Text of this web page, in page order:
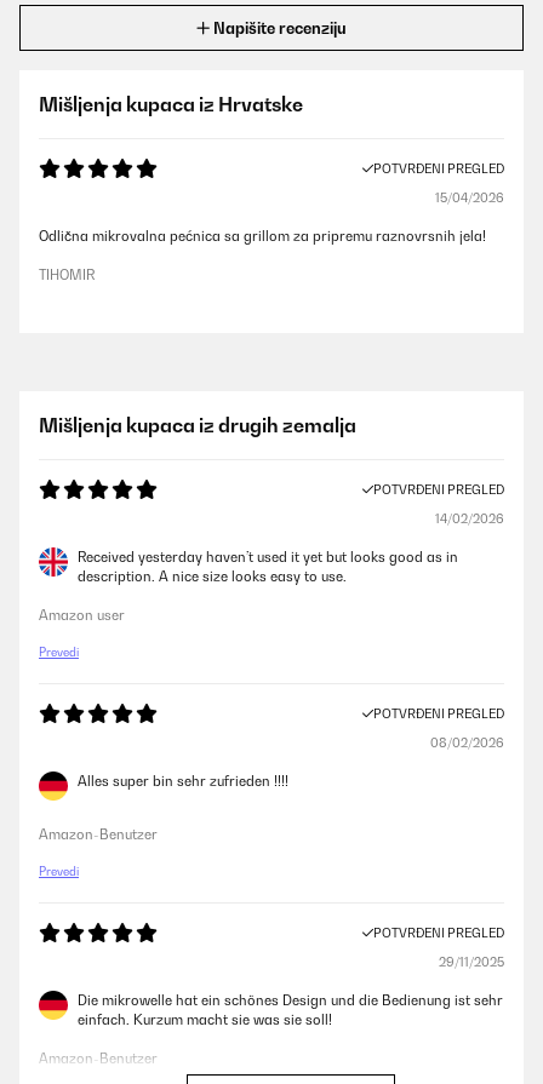
Napišite recenziju
Mišljenja kupaca iz Hrvatske
POTVRĐENI PREGLED
15/04/2026
Odlična mikrovalna pećnica sa grillom za pripremu raznovrsnih jela!
TIHOMIR
Mišljenja kupaca iz drugih zemalja
POTVRĐENI PREGLED
14/02/2026
Received yesterday haven’t used it yet but looks good as in
description. A nice size looks easy to use.
Amazon user
Prevedi
POTVRĐENI PREGLED
08/02/2026
Alles super bin sehr zufrieden !!!!
Amazon-Benutzer
Prevedi
POTVRĐENI PREGLED
29/11/2025
Die mikrowelle hat ein schönes Design und die Bedienung ist sehr
einfach. Kurzum macht sie was sie soll!
Amazon-Benutzer